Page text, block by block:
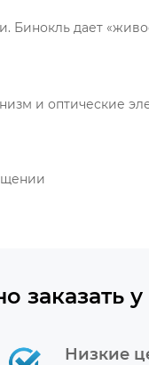
дает
и оптические
заказать у
Низкие